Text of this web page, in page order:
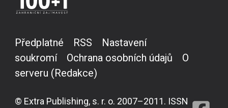
Předplatné RSS
Nastavení
soukromí
Ochrana osobních údajů
O
serveru (Redakce)
© Extra Publishing, s. r. o. 2007–2011. ISSN